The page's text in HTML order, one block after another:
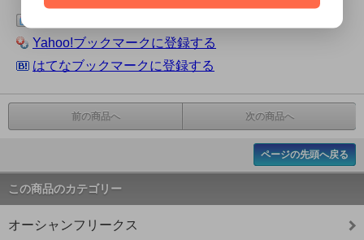
Yahoo!ブックマークに登録する
はてなブックマークに登録する
前の商品へ 次の商品へ
ページの先頭へ戻る
この商品のカテゴリー
オーシャンフリークス